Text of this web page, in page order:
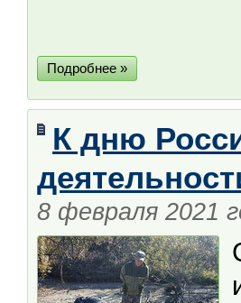
Подробнее »
К дню
8 февраля 2021